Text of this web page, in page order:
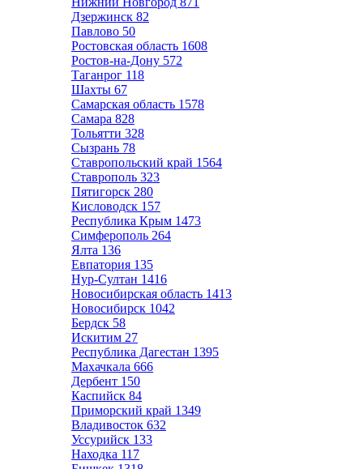
Дзержинск 82
Павлово 50
Ростовская область 1608
Ростов-на-Дону 572
Таганрог 118
Шахты 67
Самарская область 1578
Самара 828
Тольятти 328
Сызрань 78
Ставропольский край 1564
Ставрополь 323
Пятигорск 280
Кисловодск 157
Республика Крым 1473
Симферополь 264
Ялта 136
Евпатория 135
Нур-Султан 1416
Новосибирская область 1413
Новосибирск 1042
Бердск 58
Искитим 27
Республика Дагестан 1395
Махачкала 666
Дербент 150
Каспийск 84
Приморский край 1349
Владивосток 632
Уссурийск 133
Находка 117